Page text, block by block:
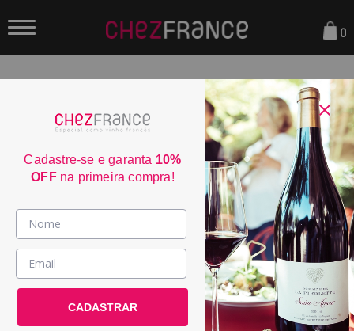
Vinhos >
País / Região >
Le Club >
0
Sua busca não encontrou nenhum resultado.
Parcele em até 6x sem juros
consulte condiçoes
Frete Grátis acima de R$350
consulte condiçoes
3% de desconto no boleto
consulte condiçoes
Entrega em até 4 dias úteis
consulte condiçoes
Cadastre-se e garanta 10%
OFFna primeira compra!
CADASTRAR